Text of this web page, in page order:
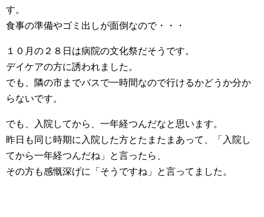
す。
食事の準備やゴミ出しが面倒なので・・・
１０月の２８日は病院の文化祭だそうです。
デイケアの方に誘われました。
でも、隣の市までバスで一時間なので行けるかどうか分か
らないです。
でも、入院してから、一年経つんだなと思います。
昨日も同じ時期に入院した方とたまたまあって、「入院し
てから一年経つんだね」と言ったら、
その方も感慨深げに「そうですね」と言ってました。